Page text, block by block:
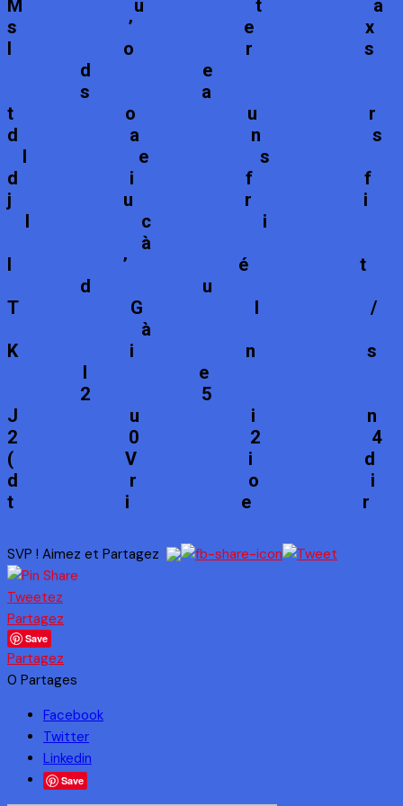
de
sa
les
Ici
à
du
à
le
25
SVP ! Aimez et Partagez
Tweetez
Partagez
Save
Partagez
0 Partages
Facebook
Twitter
Linkedin
Save